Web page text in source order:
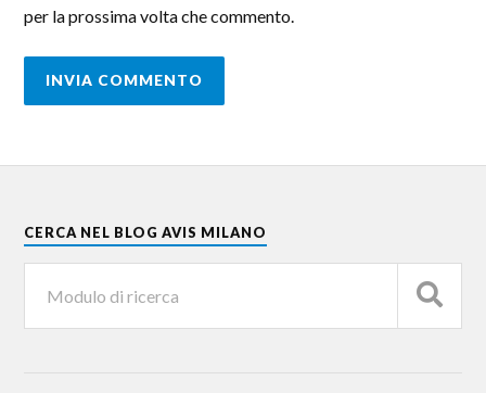
per la prossima volta che commento.
CERCA NEL BLOG AVIS MILANO